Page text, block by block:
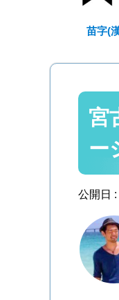
苗字(
宮
ー
公開日 :